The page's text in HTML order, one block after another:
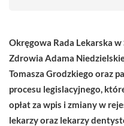
Okręgowa Rada Lekarska
Zdrowia Adama
Tomasza Grodzkiego oraz
procesu legislacyjnego,
opłat za wpis i zmiany w
lekarzy oraz lekarzy